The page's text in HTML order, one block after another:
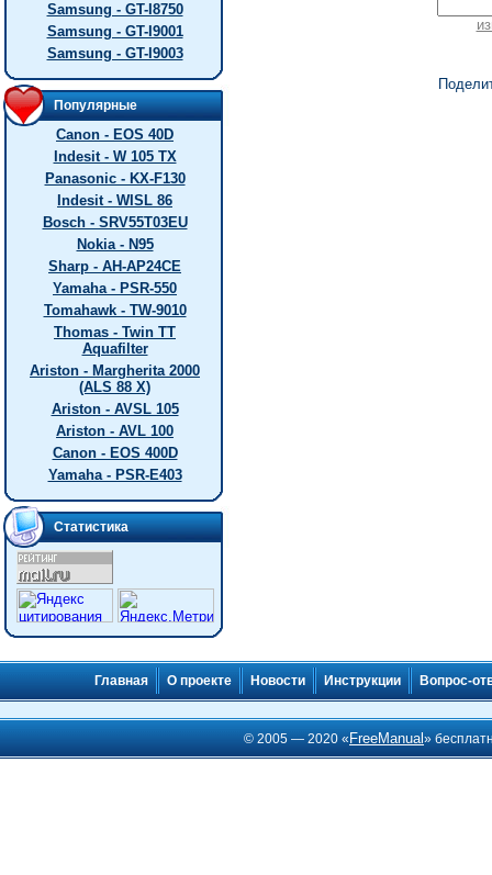
Samsung - GT-I8750
Samsung - GT-I9001
Samsung - GT-I9003
Популярные
Canon - EOS 40D
Indesit - W 105 TX
Panasonic - KX-F130
Indesit - WISL 86
Bosch - SRV55T03EU
Nokia - N95
Sharp - AH-AP24CE
Yamaha - PSR-550
Tomahawk - TW-9010
Thomas - Twin TT
Aquafilter
Ariston - Margherita 2000
(ALS 88 X)
Ariston - AVSL 105
Ariston - AVL 100
Canon - EOS 400D
Yamaha - PSR-E403
Статистика
Главная О проекте Новости Инструкции Вопрос-
© 2005 — 2020 « FreeManual»